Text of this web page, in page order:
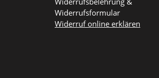
Widerrufsformular
Widerruf online erklären